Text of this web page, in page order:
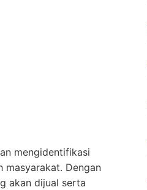
mengidentifikasi
masyarakat. Dengan
akan dijual serta